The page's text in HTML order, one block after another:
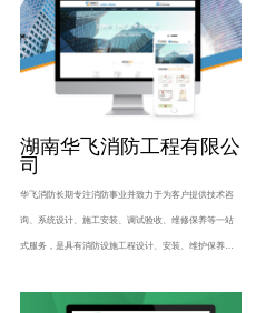
湖南华飞消防工程有限公
司
华飞消防长期专注消防事业并致力于为客户提供技术咨
询、系统设计、施工安装、调试验收、维修保养等一站
式服务，是具有消防设施工程设计、安装、维护保养、